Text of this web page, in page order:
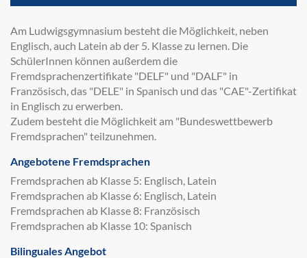
Am Ludwigsgymnasium besteht die Möglichkeit, neben
Englisch, auch Latein ab der 5. Klasse zu lernen. Die
SchülerInnen können außerdem die
Fremdsprachenzertifikate "DELF" und "DALF" in
Französisch, das "DELE" in Spanisch und das "CAE"-Zertifikat
in Englisch zu erwerben.
Zudem besteht die Möglichkeit am "Bundeswettbewerb
Fremdsprachen" teilzunehmen.
Angebotene Fremdsprachen
Fremdsprachen ab Klasse 5: Englisch, Latein
Fremdsprachen ab Klasse 6: Englisch, Latein
Fremdsprachen ab Klasse 8: Französisch
Fremdsprachen ab Klasse 10: Spanisch
Bilinguales Angebot